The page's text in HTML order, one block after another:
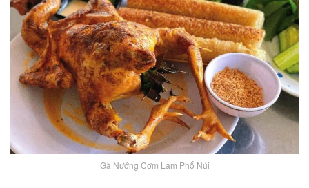
Gà Nướng Cơm Lam Phố Núi